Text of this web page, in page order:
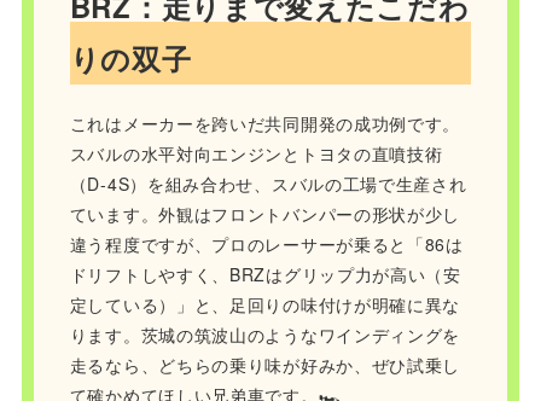
りの双子
これはメーカーを跨いだ共同開発の成功例です。
スバルの水平対向エンジンとトヨタの直噴技術
（D-4S）を組み合わせ、スバルの工場で生産され
ています。外観はフロントバンパーの形状が少し
違う程度ですが、プロのレーサーが乗ると「86は
ドリフトしやすく、BRZはグリップ力が高い（安
定している）」と、足回りの味付けが明確に異な
ります。茨城の筑波山のようなワインディングを
走るなら、どちらの乗り味が好みか、ぜひ試乗し
て確かめてほしい兄弟車です。🏎️